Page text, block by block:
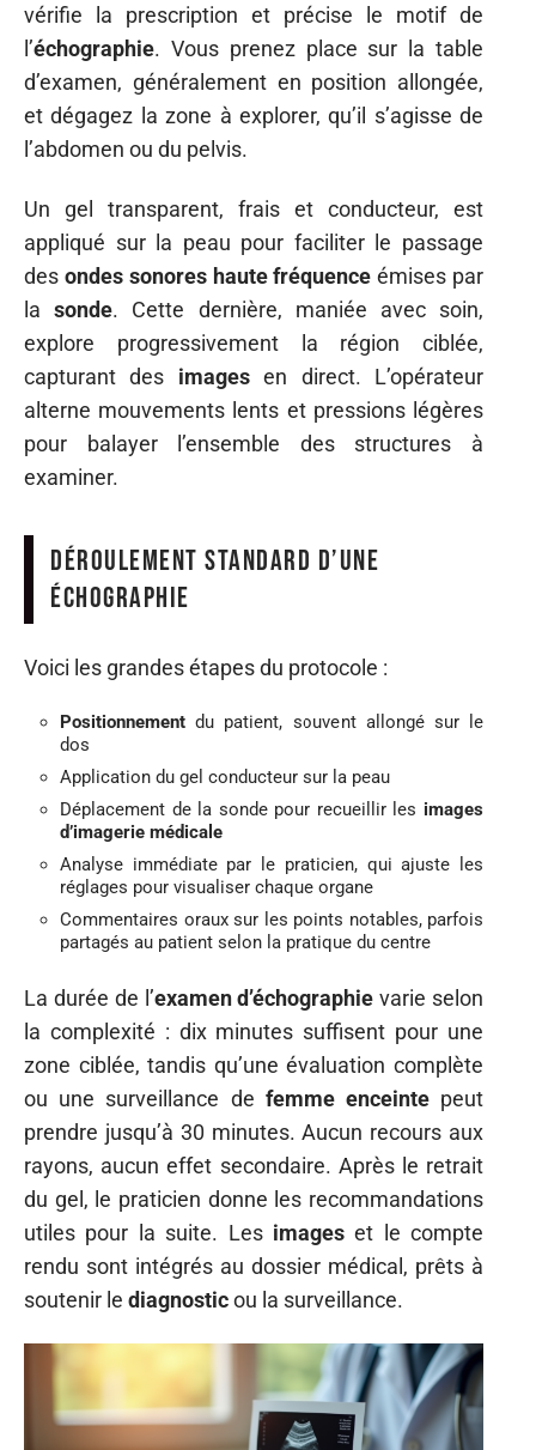
vérifie la prescription et précise le motif de
l’échographie. Vous prenez place sur la table
d’examen, généralement en position allongée,
et dégagez la zone à explorer, qu’il s’agisse de
l’abdomen ou du pelvis.
Un gel transparent, frais et conducteur, est
appliqué sur la peau pour faciliter le passage
des ondes sonores haute fréquence émises par
lasonde. Cette dernière, maniée avec soin,
explore progressivement la région ciblée,
capturant des imagesen direct. L’opérateur
alterne mouvements lents et pressions légères
pour balayer l’ensemble des structures à
examiner.
Déroulement standard d’une
échographie
Voici les grandes étapes du protocole :
Positionnement du patient, souvent allongé sur le
dos
Application du gel conducteur sur la peau
Déplacement de la sonde pour recueillir les images
d’imagerie médicale
Analyse immédiate par le praticien, qui ajuste les
réglages pour visualiser chaque organe
Commentaires oraux sur les points notables, parfois
partagés au patient selon la pratique du centre
La durée de l’examen d’échographie varie selon
la complexité : dix minutes suffisent pour une
zone ciblée, tandis qu’une évaluation complète
ou une surveillance de femme enceintepeut
prendre jusqu’à 30 minutes. Aucun recours aux
rayons, aucun effet secondaire. Après le retrait
du gel, le praticien donne les recommandations
utiles pour la suite. Les imageset le compte
rendu sont intégrés au dossier médical, prêts à
soutenir le diagnosticou la surveillance.